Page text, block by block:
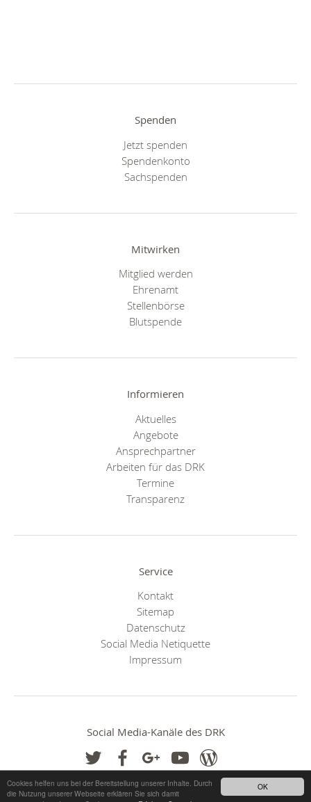
OK
Cookies helfen uns bei der Bereitstellung unserer Inhalte. Durch
die Nutzung unserer Webseite erklären Sie sich damit
Spenden
Jetzt spenden
Spendenkonto
Sachspenden
Mitwirken
Mitglied werden
Ehrenamt
Stellenbörse
Blutspende
Informieren
Aktuelles
Angebote
Ansprechpartner
Arbeiten für das DRK
Termine
Transparenz
Service
Kontakt
Sitemap
Datenschutz
Social Media Netiquette
Impressum
Social Media-Kanäle des DRK